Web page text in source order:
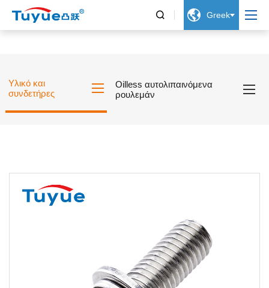
  Greek
Υλικό και
συνδετήρες
Oilless αυτολιπαινόμενα
ρουλεμάν